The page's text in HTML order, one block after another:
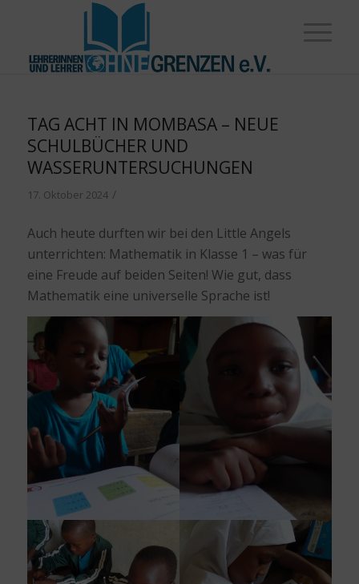
TAG ACHT IN MOMBASA – NEUE
SCHULBÜCHER UND
WASSERUNTERSUCHUNGEN
17. Oktober 2024 /
Auch heute durften wir bei den Little Angels
unterrichten: Mathematik in Klasse 1 – was für
eine Freude auf beiden Seiten! Wie gut, dass
Mathematik eine universelle Sprache ist!